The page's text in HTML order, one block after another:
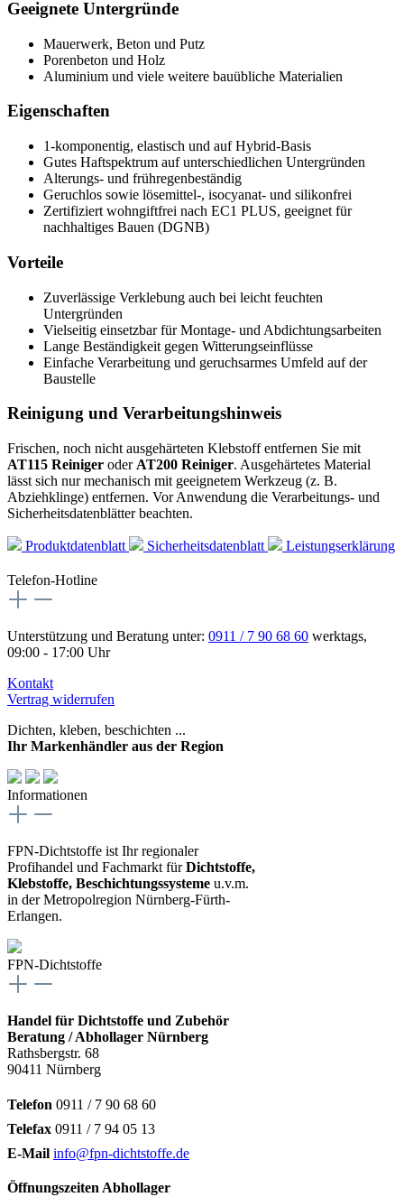
Geeignete Untergründe
Mauerwerk, Beton und Putz
Porenbeton und Holz
Aluminium und viele weitere bauübliche Materialien
Eigenschaften
1‑komponentig, elastisch und auf Hybrid‑Basis
Gutes Haftspektrum auf unterschiedlichen Untergründen
Alterungs- und frühregenbeständig
Geruchlos sowie lösemittel-, isocyanat- und silikonfrei
Zertifiziert wohngiftfrei nach EC1 PLUS, geeignet für
nachhaltiges Bauen (DGNB)
Vorteile
Zuverlässige Verklebung auch bei leicht feuchten
Untergründen
Vielseitig einsetzbar für Montage- und Abdichtungsarbeiten
Lange Beständigkeit gegen Witterungseinflüsse
Einfache Verarbeitung und geruchsarmes Umfeld auf der
Baustelle
Reinigung und Verarbeitungshinweis
Frischen, noch nicht ausgehärteten Klebstoff entfernen Sie mit
AT115 Reiniger oder AT200 Reiniger. Ausgehärtetes Material
lässt sich nur mechanisch mit geeignetem Werkzeug (z. B.
Abziehklinge) entfernen. Vor Anwendung die Verarbeitungs- und
Sicherheitsdatenblätter beachten.
Produktdatenblatt Sicherheitsdatenblatt Leistungserklärung
Telefon-Hotline
Unterstützung und Beratung unter: 0911 / 7 90 68 60 werktags,
09:00 - 17:00 Uhr
Kontakt
Vertrag widerrufen
Dichten, kleben, beschichten ...
Ihr Markenhändler aus der Region
Informationen
FPN-Dichtstoffe ist Ihr regionaler
Profihandel und Fachmarkt fürDichtstoffe,
Klebstoffe, Beschichtungssysteme u.v.m.
in der Metropolregion Nürnberg-Fürth-
Erlangen.
FPN-Dichtstoffe
Handel für Dichtstoffe und Zubehör
Beratung / Abhollager Nürnberg
Rathsbergstr. 68
90411 Nürnberg
Telefon 0911 / 7 90 68 60
Telefax 0911 / 7 94 05 13
E-Mail info@fpn-dichtstoffe.de
Öffnungszeiten Abhollager